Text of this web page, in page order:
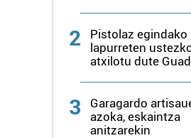
2
Pistolaz egindako
lapurreten
atxilotu dute
3
Garagardo
azoka, eskaintza
anitzarekin